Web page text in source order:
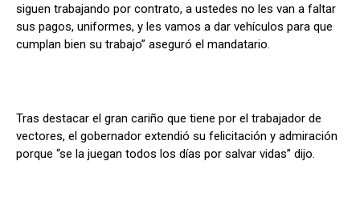
siguen trabajando por contrato, a ustedes no les van a faltar
sus pagos, uniformes, y les vamos a dar vehículos para que
cumplan bien su trabajo” aseguró el mandatario.
Tras destacar el gran cariño que tiene por el trabajador de
vectores, el gobernador extendió su felicitación y admiración
porque “se la juegan todos los días por salvar vidas” dijo.